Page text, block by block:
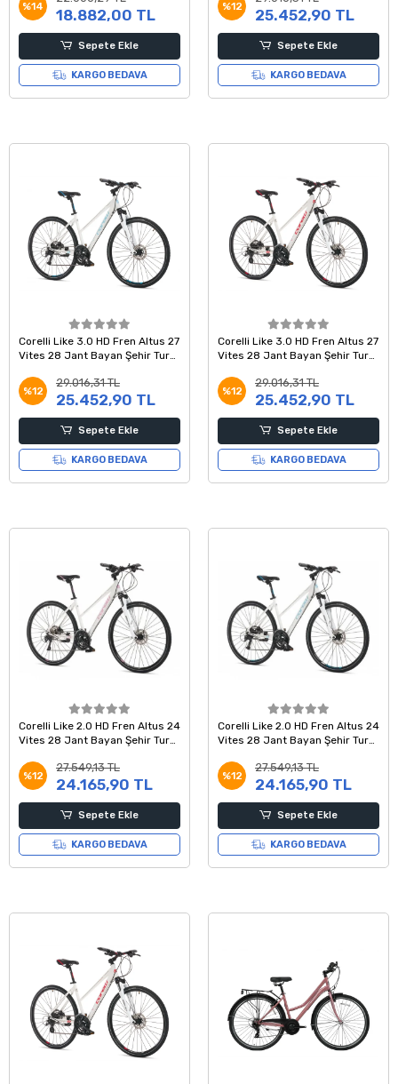
%14 18.882,00 TL
Sepete Ekle
KARGO BEDAVA
%12 25.452,90 TL
Sepete Ekle
KARGO BEDAVA
Corelli Like 3.0 HD Fren Altus 27
Vites 28 Jant Bayan Şehir Tur
%12
29.016,31 TL
25.452,90 TL
Sepete Ekle
KARGO BEDAVA
Corelli Like 3.0 HD Fren Altus 27
Vites 28 Jant Bayan Şehir Tur
%12
29.016,31 TL
25.452,90 TL
Sepete Ekle
KARGO BEDAVA
Corelli Like 2.0 HD Fren Altus 24
Vites 28 Jant Bayan Şehir Tur
%12
27.549,13 TL
24.165,90 TL
Sepete Ekle
KARGO BEDAVA
Corelli Like 2.0 HD Fren Altus 24
Vites 28 Jant Bayan Şehir Tur
%12
27.549,13 TL
24.165,90 TL
Sepete Ekle
KARGO BEDAVA